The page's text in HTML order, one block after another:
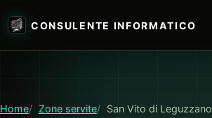
CONSULENTE INFORMATICO
Home Zone servite San Vito di Leguzzano